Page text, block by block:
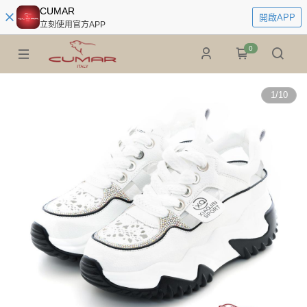
CUMAR
立刻使用官方APP
開啟APP
0
1/10